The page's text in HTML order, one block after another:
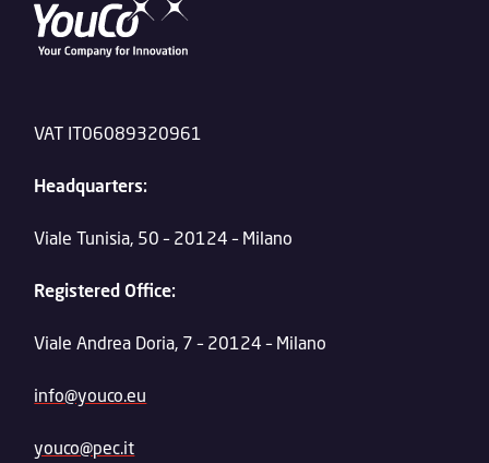
VAT IT06089320961
Headquarters:
Viale Tunisia, 50 – 20124 – Milano
Registered Office:
Viale Andrea Doria, 7 – 20124 – Milano
info@youco.eu
youco@pec.it